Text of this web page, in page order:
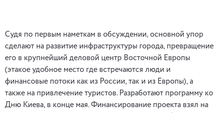
Cудя по первым наметкам в обсуждении, основной упор
сделают на развитие инфраструктуры города, превращение
его в крупнейший деловой центр Восточной Европы
(этакое удобное место где встречаются люди и
финансовые потоки как из России, так и из Европы), а
также на привлечение туристов. Разработают программу ко
Дню Киева, в конце мая. Финансирование проекта взял на